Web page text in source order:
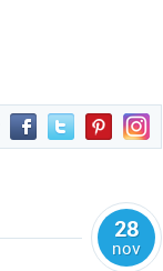
28
nov